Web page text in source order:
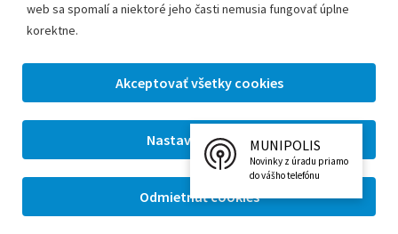
web sa spomalí a niektoré jeho časti nemusia fungovať úplne
korektne.
MUNIPOLIS
Novinky z úradu priamo
do vášho telefónu